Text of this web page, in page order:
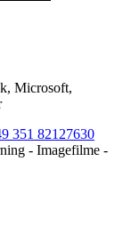
351 82127630
- Imagefilme -